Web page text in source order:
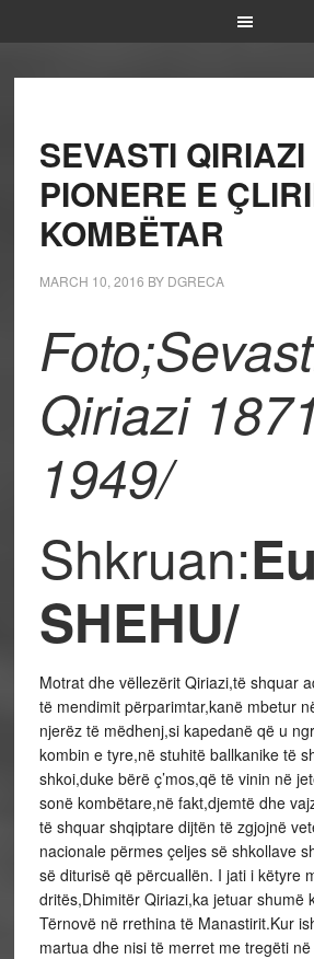
SEVASTI QIRIAZI
PIONERE E
KOMBËTAR
MARCH 10, 2016 BY DGRECA
Qiriazi
1949/
Shkruan:
SHEHU/
Motrat dhe vëllezërit Qiriazi,të shquar
të mendimit përparimtar,kanë mbetur
njerëz të mëdhenj,si kapedanë që u
kombin e tyre,në stuhitë ballkanike të
shkoi,duke bërë ç’mos,që të vinin në
sonë kombëtare,në fakt,djemtë dhe
të shquar shqiptare dijtën të zgjojnë
nacionale përmes çeljes së shkollave
së diturisë që përcuallën. I jati i këtyre
dritës,Dhimitër Qiriazi,ka jetuar shumë
Tërnovë në rrethina të Manastirit.Kur
martua dhe nisi të merret me tregëti